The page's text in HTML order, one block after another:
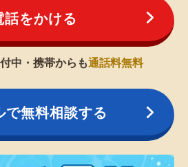
話をかける
中・携帯からも通話料無料
で無料相談する